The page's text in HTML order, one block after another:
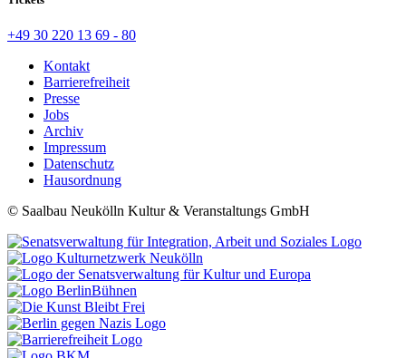
+49 30 220 13 69 - 80
Kontakt
Barrierefreiheit
Presse
Jobs
Archiv
Impressum
Datenschutz
Hausordnung
© Saalbau Neukölln Kultur & Veranstaltungs GmbH